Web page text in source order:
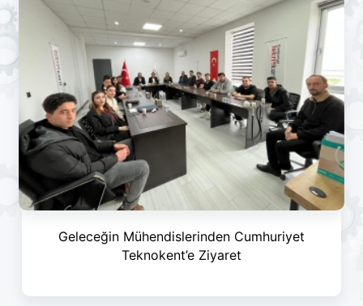
Geleceğin Mühendislerinden Cumhuriyet
Teknokent’e Ziyaret